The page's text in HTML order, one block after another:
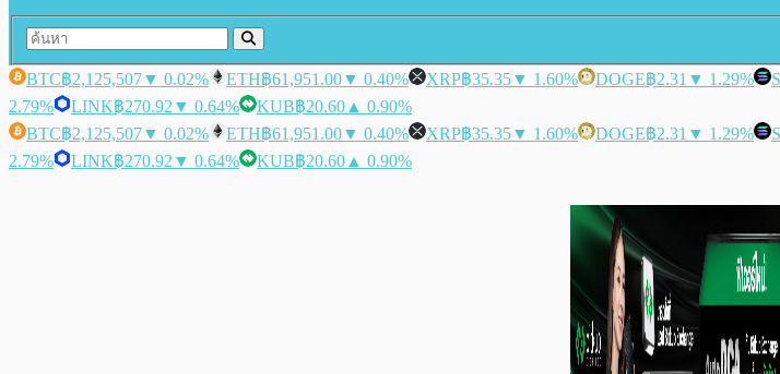
BTC฿2,125,507▼ 0.02% ETH฿61,951.00▼ 0.40% XRP฿35.35▼ 1.60% DOGE฿2.31 ▼ 1.29%
2.79%
LINK฿270.92 ▼ 0.64% KUB฿20.60 ▲ 0.90%
BTC฿2,125,507▼ 0.02% ETH฿61,951.00▼ 0.40% XRP฿35.35▼ 1.60% DOGE฿2.31 ▼ 1.29%
2.79%
LINK฿270.92 ▼ 0.64% KUB฿20.60 ▲ 0.90%